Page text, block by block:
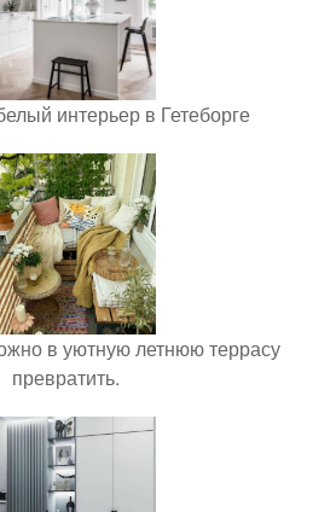
интерьер в Гетеборге
в уютную летнюю террасу
превратить.